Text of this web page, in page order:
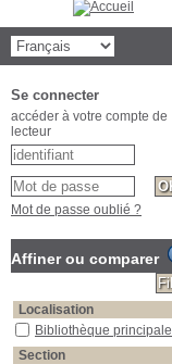
Se connecter
accéder à votre compte de
lecteur
Mot de passe oublié ?
Affiner ou comparer
Localisation
Bibliothèque principale
Section